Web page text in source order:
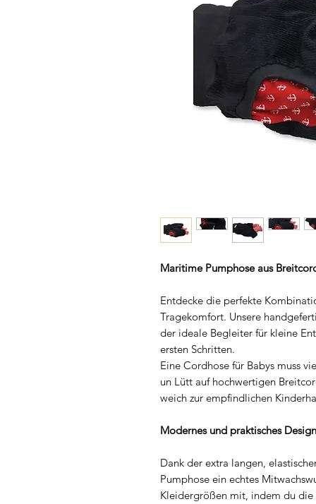
Maritime Pumphose aus
Entdecke die perfekte
Tragekomfort. Unsere
der ideale Begleiter für kleine
ersten Schritten.
Eine Cordhose für Babys muss
un Lütt auf hochwertigen
weich zur empfindlichen
Modernes und praktisches Design
Dank der extra langen,
Pumphose ein echtes
Kleidergrößen mit, indem du die